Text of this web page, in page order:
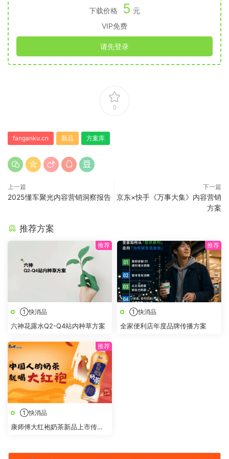
下载价格 5 元
VIP免费
请先登录
0
fanganku.cn 新品 方案库
上一篇
2025懂车聚光内容营销洞察报告
下一篇
京东×快手《万事大集》内容营销
方案
推荐方案
①快消品
六神花露水Q2-Q4站内种草方案
①快消品
全家便利店年度品牌传播方案
①快消品
康师傅大红袍奶茶新品上市传播